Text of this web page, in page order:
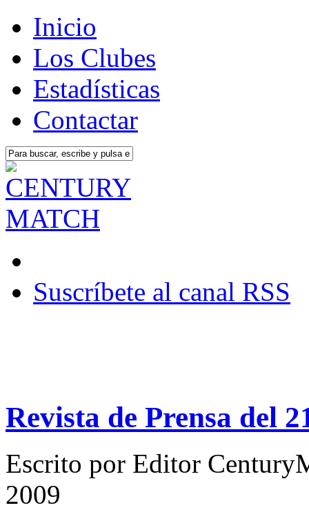
Inicio
Los Clubes
Estadísticas
Contactar
Suscríbete al canal RSS
Revista de Prensa del
Escrito por Editor
2009